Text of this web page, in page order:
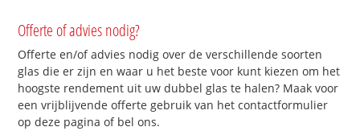
Offerte of advies nodig?
Offerte en/of advies nodig over de verschillende soorten
glas die er zijn en waar u het beste voor kunt kiezen om het
hoogste rendement uit uw dubbel glas te halen? Maak voor
een vrijblijvende offerte gebruik van het contactformulier
op deze pagina of bel ons.